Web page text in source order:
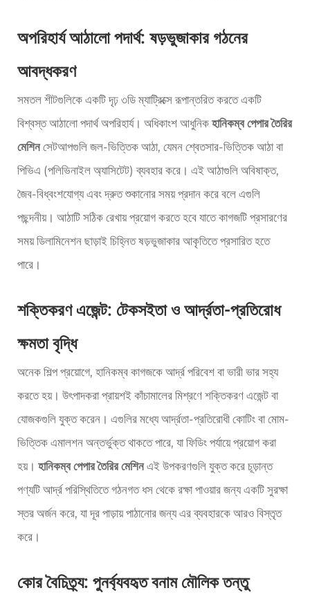
অপরিহার্য আঠালো পদার্থ: ষড়ভুজাকার গঠনের
আবদ্ধকরণ
সমতল শীটগুলিকে একটি দৃঢ় ৩ডি ম্যাট্রিক্সে রূপান্তরিত করতে একটি
বিশ্বস্ত আঠালো পদার্থ অপরিহার্য। অধিকাংশ আধুনিক হানিকম্ব পেপার তৈরির
মেশিনসেটআপগুলি জল-ভিত্তিক আঠা, যেমন শ্বেতসার-ভিত্তিক আঠা বা
পিভিএ (পলিভিনাইল অ্যাসিটেট) ব্যবহার করে। এই আঠাগুলি অবিষাক্ত,
জৈব-বিধ্বংশযোগ্য এবং দ্রুত শুকানোর সময় প্রদান করে বলে এগুলি
পছন্দনীয়। আঠাটি সঠিক রেখায় প্রয়োগ করতে হবে যাতে কাগজটি প্রসারণের
সময় ডিলামিনেশন ছাড়াই চিহ্নিত ষড়ভুজাকার আকৃতিতে প্রসারিত হতে
পারে।
শক্তিকরণ এজেন্ট: টেকসইতা ও আর্দ্রতা-প্রতিরোধ
ক্ষমতা বৃদ্ধি
অনেক শিল্প প্রয়োগে, হানিকম্ব কাগজকে আর্দ্র পরিবেশ বা ভারী ভার সহ্য
করতে হয়। উৎপাদকরা প্রায়শই কাঁচামালের মিশ্রণে শক্তিকরণ এজেন্ট বা
যোজকগুলি যুক্ত করেন। এগুলির মধ্যে আর্দ্রতা-প্রতিরোধী কোটিং বা মোম-
ভিত্তিক এমালশন অন্তর্ভুক্ত থাকতে পারে, যা ফিডিং পর্যায়ে প্রয়োগ করা
হয়। হানিকম্ব পেপার তৈরির মেশিনএই উপকরণগুলি যুক্ত করে চূড়ান্ত
পণ্যটি আর্দ্র পরিস্থিতিতে গঠনগত ধস থেকে রক্ষা পাওয়ার জন্য একটি সুরক্ষা
স্তর অর্জন করে, যা দূর পাড়ায় পাঠানোর জন্য এর ব্যবহারকে আরও বিস্তৃত
করে।
কোর বৈচিত্র্য: পুনর্ব্যবহৃত বনাম মৌলিক তন্তু